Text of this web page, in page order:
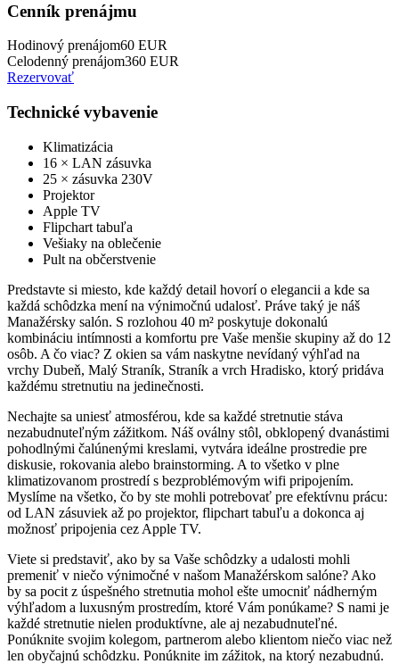
Cenník prenájmu
Hodinový prenájom60 EUR
Celodenný prenájom360 EUR
Rezervovať
Technické vybavenie
Klimatizácia
16 × LAN zásuvka
25 × zásuvka 230V
Projektor
Apple TV
Flipchart tabuľa
Vešiaky na oblečenie
Pult na občerstvenie
Predstavte si miesto, kde každý detail hovorí o elegancii a kde sa
každá schôdzka mení na výnimočnú udalosť. Práve taký je náš
Manažérsky salón. S rozlohou 40 m² poskytuje dokonalú
kombináciu intímnosti a komfortu pre Vaše menšie skupiny až do 12
osôb. A čo viac? Z okien sa vám naskytne nevídaný výhľad na
vrchy Dubeň, Malý Straník, Straník a vrch Hradisko, ktorý pridáva
každému stretnutiu na jedinečnosti.
Nechajte sa uniesť atmosférou, kde sa každé stretnutie stáva
nezabudnuteľným zážitkom. Náš oválny stôl, obklopený dvanástimi
pohodlnými čalúnenými kreslami, vytvára ideálne prostredie pre
diskusie, rokovania alebo brainstorming. A to všetko v plne
klimatizovanom prostredí s bezproblémovým wifi pripojením.
Myslíme na všetko, čo by ste mohli potrebovať pre efektívnu prácu:
od LAN zásuviek až po projektor, flipchart tabuľu a dokonca aj
možnosť pripojenia cez Apple TV.
Viete si predstaviť, ako by sa Vaše schôdzky a udalosti mohli
premeniť v niečo výnimočné v našom Manažérskom salóne? Ako
by sa pocit z úspešného stretnutia mohol ešte umocniť nádherným
výhľadom a luxusným prostredím, ktoré Vám ponúkame? S nami je
každé stretnutie nielen produktívne, ale aj nezabudnuteľné.
Ponúknite svojim kolegom, partnerom alebo klientom niečo viac než
len obyčajnú schôdzku. Ponúknite im zážitok, na ktorý nezabudnú.